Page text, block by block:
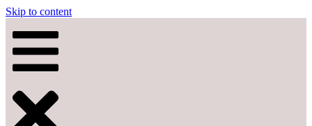
Skip to content